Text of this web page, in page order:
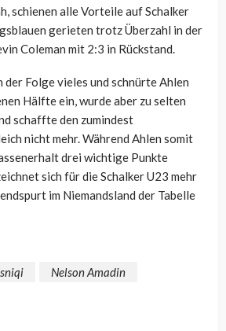
schienen alle Vorteile auf Schalker
gerieten trotz Überzahl in der
Coleman mit 2:3 in Rückstand.
der Folge vieles und schnürte Ahlen
Hälfte ein, wurde aber zu selten
schaffte den zumindest
nicht mehr. Während Ahlen somit
drei wichtige Punkte
sich für die Schalker U23 mehr
im Niemandsland der Tabelle
Nelson Amadin